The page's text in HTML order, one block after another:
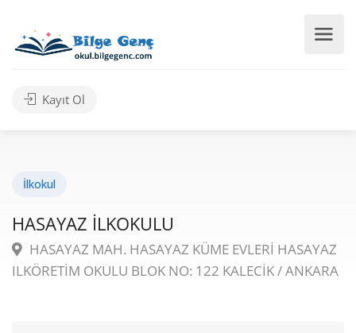
Kayıt Ol
İlkokul
HASAYAZ İLKOKULU
HASAYAZ MAH. HASAYAZ KÜME EVLERİ HASAYAZ
ILKÖRETİM OKULU BLOK NO: 122 KALECİK / ANKARA